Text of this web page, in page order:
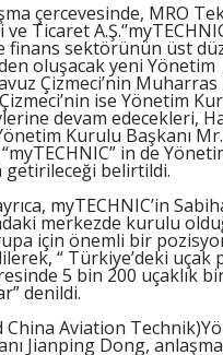
çercevesinde, MRO
Ticaret
finans sektörünün üst
oluşacak yeni Yönetim
Çizmeci’nin Muharras
ise Yönetim
devam edecekleri,
Kurulu Başkanı
in de
getirileceği belirtildi.
myTECHNIC’in
merkezde kurulu
için önemli bir
“ Türkiye’deki uçak
5 bin 200 uçaklık
denildi.
China Aviation
Jianping Dong,